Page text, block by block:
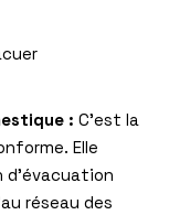
: C’est la
Elle
d’évacuation
réseau des